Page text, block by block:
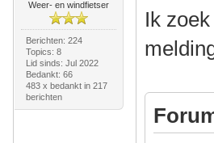
Weer- en windfietser
Berichten: 224
Topics: 8
Lid sinds: Jul 2022
Bedankt: 66
483 x bedankt in 217
berichten
Ik